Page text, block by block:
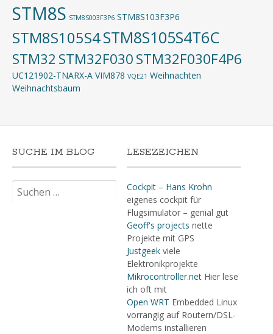
STM8S STM8S003F3P6 STM8S103F3P6
STM8S105S4STM8S105S4T6C
STM32 STM32F030STM32F030F4P6
UC121902-TNARX-A VIM878 VQE21 Weihnachten
Weihnachtsbaum
SUCHE IM BLOG
nach:
LESEZEICHEN
Cockpit – Hans Krohn
eigenes cockpit für
Flugsimulator – genial gut
Geoff's projects nette
Projekte mit GPS
Justgeekviele
Elektronikprojekte
Mikrocontroller.netHier lese
ich oft mit
Open WRT Embedded Linux
vorrangig auf Routern/DSL-
Modems installieren